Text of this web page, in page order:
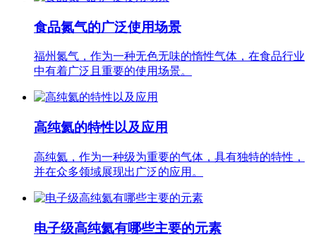
食品氮气的广泛使用场景
福州氮气，作为一种无色无味的惰性气体，在食品行业
中有着广泛且重要的使用场景。
高纯氦的特性以及应用
高纯氦，作为一种级为重要的气体，具有独特的特性，
并在众多领域展现出广泛的应用。
电子级高纯氦有哪些主要的元素